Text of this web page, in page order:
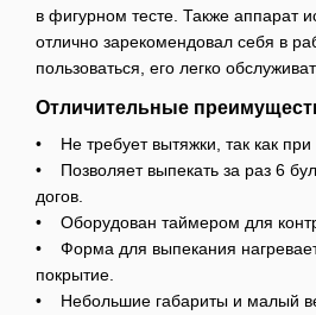
в фигурном тесте. Также аппарат
отлично зарекомендовал себя в
пользоваться, его легко
Отличительные
• Не требует вытяжки, так как при
• Позволяет выпекать за раз 6
догов.
• Оборудован таймером для
• Форма для выпекания
покрытие.
• Небольшие габариты и малый